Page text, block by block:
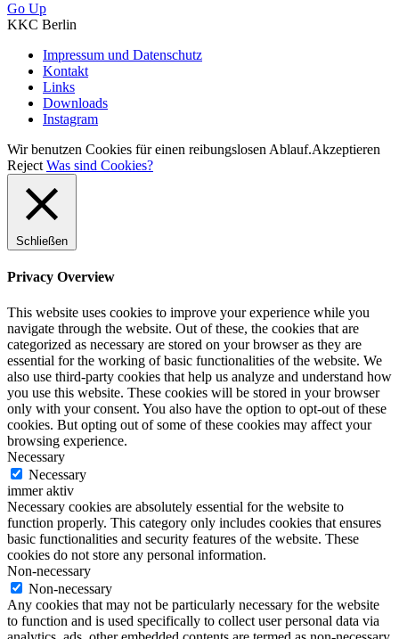
Go Up
KKC Berlin
Impressum und Datenschutz
Kontakt
Links
Downloads
Instagram
Wir benutzen Cookies für einen reibungslosen Ablauf.Akzeptieren
Reject Was sind Cookies?
Schließen
Privacy Overview
This website uses cookies to improve your experience while you
navigate through the website. Out of these, the cookies that are
categorized as necessary are stored on your browser as they are
essential for the working of basic functionalities of the website. We
also use third-party cookies that help us analyze and understand how
you use this website. These cookies will be stored in your browser
only with your consent. You also have the option to opt-out of these
cookies. But opting out of some of these cookies may affect your
browsing experience.
Necessary
Necessary
immer aktiv
Necessary cookies are absolutely essential for the website to
function properly. This category only includes cookies that ensures
basic functionalities and security features of the website. These
cookies do not store any personal information.
Non-necessary
Non-necessary
Any cookies that may not be particularly necessary for the website
to function and is used specifically to collect user personal data via